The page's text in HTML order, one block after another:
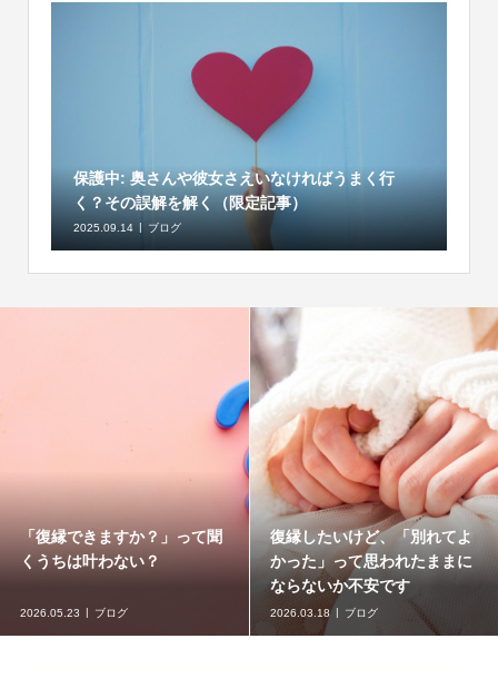
保護中: 奥さんや彼女さえいなければうまく行
く？その誤解を解く（限定記事）
2025.09.14 ブログ
「復縁できますか？」って聞
くうちは叶わない？
2026.05.23 ブログ
復縁したいけど、「別れてよ
かった」って思われたままに
ならないか不安です
2026.03.18 ブログ